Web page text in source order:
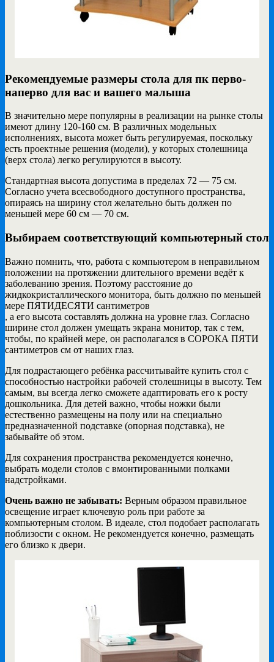
Рекомендуемые размеры стола для пк перво-
наперво для вас и вашего малыша
В значительно мере популярны в реализации на рынке столы
имеют длину 120-160 см. В различных модельных
исполнениях, высота может быть регулируемая, поскольку
есть проектные решения (модели), у которых столешница
(верх стола) легко регулируются в высоту.
Стандартная высота допустима в пределах 72 — 75 см.
Согласно учета всесвободного доступного пространства,
опираясь на ширину стол желательно быть должен по
меньшей мере 60 см — 70 см.
Выбираем соответствующий компьютерный стол
Важно помнить, что, работа с компьютером в неправильном
положении на протяжении длительного времени ведёт к
заболеванию зрения. Поэтому расстояние до
жидкокристаллического монитора, быть должно по меньшей
мере ПЯТИДЕСЯТИ сантиметров
, а его высота составлять должна на уровне глаз. Согласно
ширине стол должен умещать экрана монитор, так с тем,
чтобы, по крайней мере, он располагался в СОРОКА ПЯТИ
сантиметров см от наших глаз.
Для подрастающего ребёнка рассчитывайте купить стол с
способностью настройки рабочей столешницы в высоту. Тем
самым, вы всегда легко сможете адаптировать его к росту
дошкольника. Для детей важно, чтобы ножки были
естественно размещены на полу или на специально
предназначенной подставке (опорная подставка), не
забывайте об этом.
Для сохранения пространства рекомендуется конечно,
выбрать модели столов с вмонтированными полками
надстройками.
Очень важно не забывать: Верным образом правильное
освещение играет ключевую роль при работе за
компьютерным столом. В идеале, стол подобает располагать
поблизости с окном. Не рекомендуется конечно, размещать
его близко к двери.